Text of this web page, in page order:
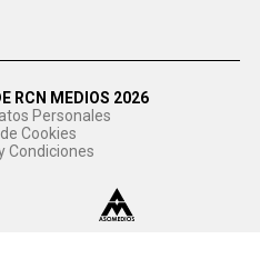
RCN MEDIOS 2026
Personales
Cookies
Condiciones